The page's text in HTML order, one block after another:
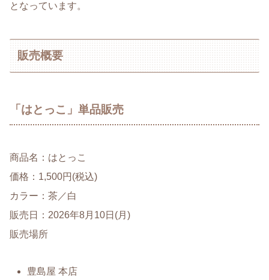
となっています。
販売概要
「はとっこ」単品販売
商品名：はとっこ
価格：1,500円(税込)
カラー：茶／白
販売日：2026年8月10日(月)
販売場所
豊島屋 本店